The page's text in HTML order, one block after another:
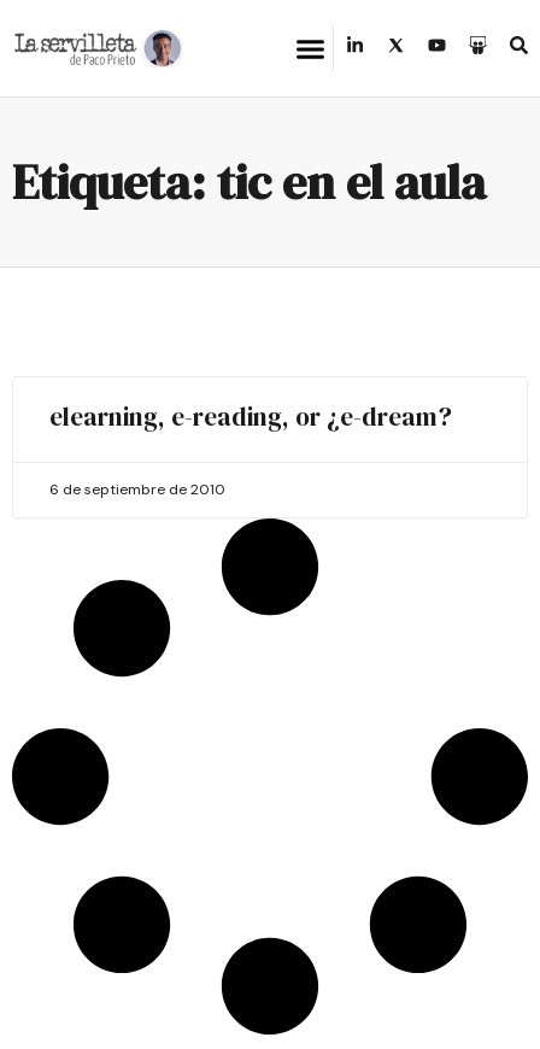
Etiqueta: tic en el aula
elearning, e-reading, or ¿e-dream?
6 de septiembre de 2010